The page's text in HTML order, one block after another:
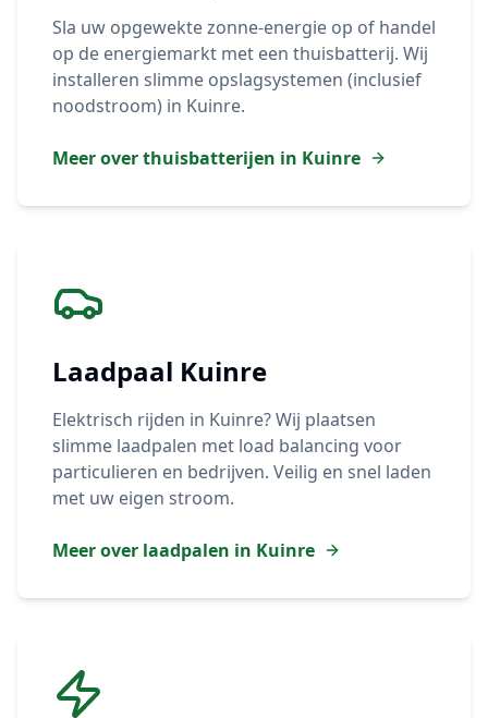
Sla uw opgewekte zonne-energie op of handel
op de energiemarkt met een thuisbatterij. Wij
installeren slimme opslagsystemen (inclusief
noodstroom) in Kuinre.
Meer over thuisbatterijen in Kuinre
Laadpaal Kuinre
Elektrisch rijden in Kuinre? Wij plaatsen
slimme laadpalen met load balancing voor
particulieren en bedrijven. Veilig en snel laden
met uw eigen stroom.
Meer over laadpalen in Kuinre